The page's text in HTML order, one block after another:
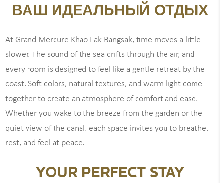
ВАШ ИДЕАЛЬНЫЙ ОТДЫХ
At Grand Mercure Khao Lak Bangsak, time moves a little
slower. The sound of the sea drifts through the air, and
every room is designed to feel like a gentle retreat by the
coast. Soft colors, natural textures, and warm light come
together to create an atmosphere of comfort and ease.
Whether you wake to the breeze from the garden or the
quiet view of the canal, each space invites you to breathe,
rest, and feel at peace.
YOUR PERFECT STAY